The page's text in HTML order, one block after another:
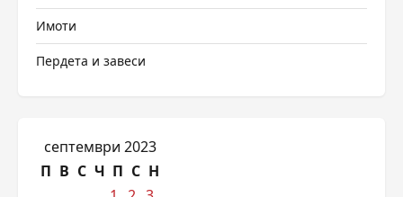
Имоти
Пердета и завеси
септември 2023
П В С Ч П С Н